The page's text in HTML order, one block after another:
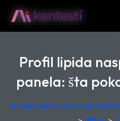
Profil lipida
panela: šta
AI analizator za krvne